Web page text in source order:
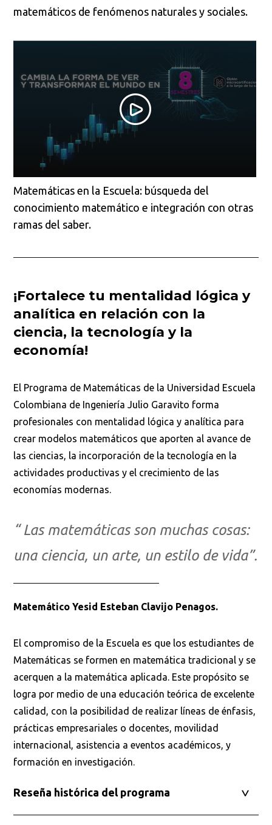
matemáticos de fenómenos naturales y sociales.
Matemáticas en la Escuela: búsqueda del
conocimiento matemático e integración con otras
ramas del saber.
¡Fortalece tu mentalidad lógica y
analítica en relación con la
ciencia, la tecnología y la
economía!
El Programa de Matemáticas de la Universidad Escuela
Colombiana de Ingeniería Julio Garavito forma
profesionales con mentalidad lógica y analítica para
crear modelos matemáticos que aporten al avance de
las ciencias, la incorporación de la tecnología en la
actividades productivas y el crecimiento de las
economías modernas.
“ Las matemáticas son muchas cosas:
una ciencia, un arte, un estilo de vida”.
Matemático Yesid Esteban Clavijo Penagos.
El compromiso de la Escuela es que los estudiantes de
Matemáticas se formen en matemática tradicional y se
acerquen a la matemática aplicada. Este propósito se
logra por medio de una educación teórica de excelente
calidad, con la posibilidad de realizar líneas de énfasis,
prácticas empresariales o docentes, movilidad
internacional, asistencia a eventos académicos, y
formación en investigación.
Reseña histórica del programa